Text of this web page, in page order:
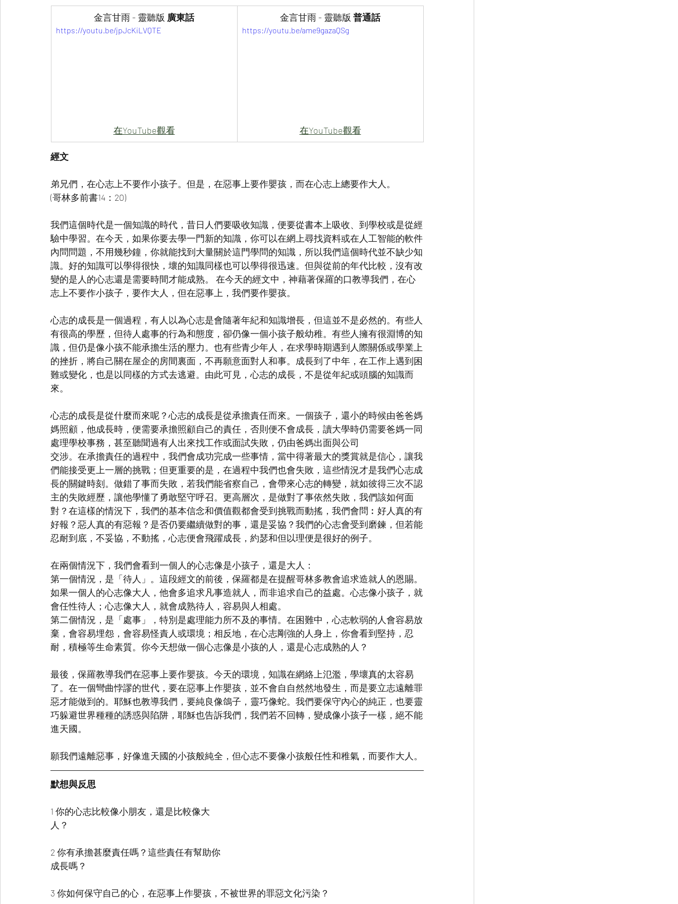
金言甘雨 - 靈聽版 廣東話
https://youtu.be/jpJcKiLVQTE
在YouTube觀看
金言甘雨 - 靈聽版 普通話
https://youtu.be/ame9gazaQSg
在YouTube觀看
經文
弟兄們，在心志上不要作小孩子。但是，在惡事上要作嬰孩，而在心志上總要作大人。
(哥林多前書14：20)
我們這個時代是一個知識的時代，昔日人們要吸收知識，便要從書本上吸收、到學校或是從經
驗中學習。在今天，如果你要去學一門新的知識，你可以在網上尋找資料或在人工智能的軟件
內問問題，不用幾秒鐘，你就能找到大量關於這門學問的知識，所以我們這個時代並不缺少知
識。好的知識可以學得很快，壞的知識同樣也可以學得很迅速。但與從前的年代比較，沒有改
變的是人的心志還是需要時間才能成熟。 在今天的經文中，神藉著保羅的口教導我們，在心
志上不要作小孩子，要作大人，但在惡事上，我們要作嬰孩。
心志的成長是一個過程，有人以為心志是會隨著年紀和知識增長，但這並不是必然的。有些人
有很高的學歷，但待人處事的行為和態度，卻仍像一個小孩子般幼稚。有些人擁有很淵博的知
識，但仍是像小孩不能承擔生活的壓力。也有些青少年人，在求學時期遇到人際關係或學業上
的挫折，將自己關在屋企的房間裏面，不再願意面對人和事。成長到了中年，在工作上遇到困
難或變化，也是以同樣的方式去逃避。由此可見，心志的成長，不是從年紀或頭腦的知識而
來。
心志的成長是從什麼而來呢？心志的成長是從承擔責任而來。一個孩子，還小的時候由爸爸媽
媽照顧，他成長時，便需要承擔照顧自己的責任，否則便不會成長，讀大學時仍需要爸媽一同
處理學校事務，甚至聽聞過有人出來找工作或面試失敗，仍由爸媽出面與公司
交涉。在承擔責任的過程中，我們會成功完成一些事情，當中得著最大的獎賞就是信心，讓我
們能接受更上一層的挑戰；但更重要的是，在過程中我們也會失敗，這些情況才是我們心志成
長的關鍵時刻。做錯了事而失敗，若我們能省察自己，會帶來心志的轉變，就如彼得三次不認
主的失敗經歷，讓他學懂了勇敢堅守呼召。更高層次，是做對了事依然失敗，我們該如何面
對？在這樣的情況下，我們的基本信念和價值觀都會受到挑戰而動搖，我們會問︰好人真的有
好報？惡人真的有惡報？是否仍要繼續做對的事，還是妥協？我們的心志會受到磨鍊，但若能
忍耐到底，不妥協，不動搖，心志便會飛躍成長，約瑟和但以理便是很好的例子。
在兩個情況下，我們會看到一個人的心志像是小孩子，還是大人：
第一個情況，是「待人」。這段經文的前後，保羅都是在提醒哥林多教會追求造就人的恩賜。
如果一個人的心志像大人，他會多追求凡事造就人，而非追求自己的益處。心志像小孩子，就
會任性待人；心志像大人，就會成熟待人，容易與人相處。
第二個情況，是「處事」，特別是處理能力所不及的事情。在困難中，心志軟弱的人會容易放
棄，會容易埋怨，會容易怪責人或環境；相反地，在心志剛強的人身上，你會看到堅持，忍
耐，積極等生命素質。你今天想做一個心志像是小孩的人，還是心志成熟的人？
最後，保羅教導我們在惡事上要作嬰孩。今天的環境，知識在網絡上氾濫，學壞真的太容易
了。在一個彎曲悖謬的世代，要在惡事上作嬰孩，並不會自自然然地發生，而是要立志遠離罪
惡才能做到的。耶穌也教導我們，要純良像鴿子，靈巧像蛇。我們要保守內心的純正，也要靈
巧躲避世界種種的誘惑與陷阱，耶穌也告訴我們，我們若不回轉，變成像小孩子一樣，絕不能
進天國。
願我們遠離惡事，好像進天國的小孩般純全，但心志不要像小孩般任性和稚氣，而要作大人。
默想與反思
1 你的心志比較像小朋友，還是比較像大
人？
2 你有承擔甚麼責任嗎？這些責任有幫助你
成長嗎？
3 你如何保守自己的心，在惡事上作嬰孩，不被世界的罪惡文化污染？